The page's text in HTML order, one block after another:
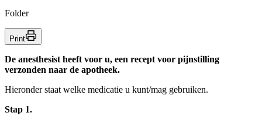
Folder
Print
De anesthesist heeft voor u, een recept voor pijnstilling
verzonden naar de apotheek.
Hieronder staat welke medicatie u kunt/mag gebruiken.
Stap 1.